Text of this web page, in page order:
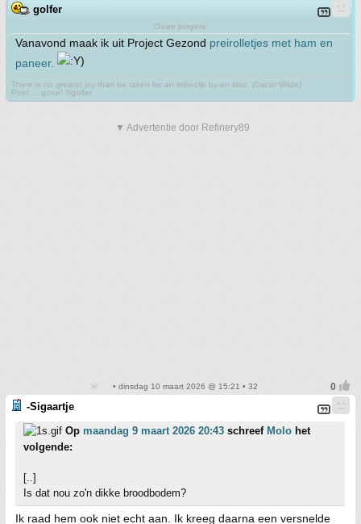
golfer
Ouwe jongere
Vanavond maak ik uit Project Gezond preirolletjes met ham en
paneer.
There is no greater joy than be taken for an imbecile by an idiot. (Oscar Wilde)
Poef.....gone! ©golfer
▼ Advertentie door Refinery89
• dinsdag 10 maart 2026 @ 15:21 • 32
-Sigaartje
Op maandag 9 maart 2026 20:43 schreef Molo het
volgende:
[..]
Is dat nou zo'n dikke broodbodem?
Ik raad hem ook niet echt aan. Ik kreeg daarna een versnelde